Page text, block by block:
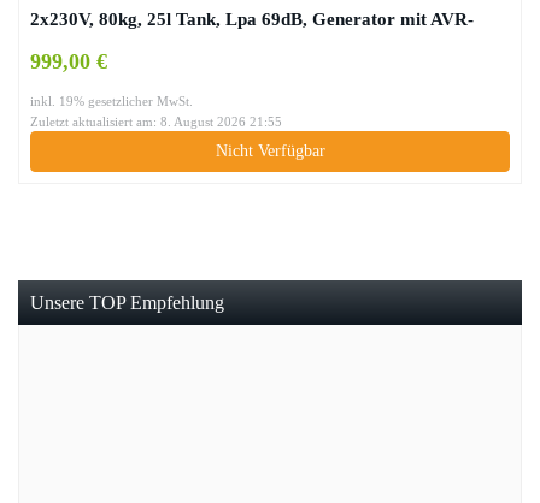
2x230V, 80kg, 25l Tank, Lpa 69dB, Generator mit AVR-
Notstromaggregat (230v 6.5kVA Benzin)
999,00 €
inkl. 19% gesetzlicher MwSt.
Zuletzt aktualisiert am: 8. August 2026 21:55
Nicht Verfügbar
Unsere TOP Empfehlung